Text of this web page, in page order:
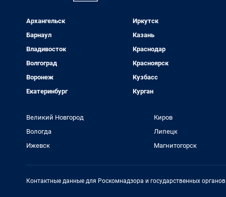
Архангельск
Барнаул
Владивосток
Волгоград
Воронеж
Екатеринбург
Иркутск
Казань
Краснодар
Красноярск
Кузбасс
Курган
Великий Новгород
Вологда
Ижевск
Киров
Липецк
Магнитогорск
Контактные данные для Роскомнадзора и государственных органов